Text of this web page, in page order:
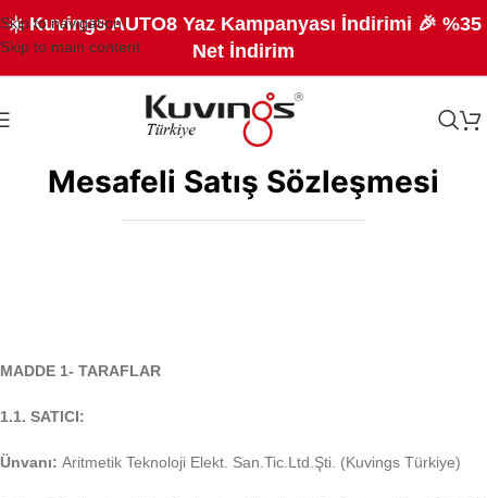
Skip to navigation
Skip to main content
☀️ Kuvings AUTO8 Yaz Kampanyası İndirimi 🎉 %35
Net İndirim
Kuvings Türkiye
Mesafeli Satış Sözleşmesi
MADDE 1- TARAFLAR
1.1. SATICI:
Ünvanı: Aritmetik Teknoloji Elekt. San.Tic.Ltd.Şti. (Kuvings Türkiye)